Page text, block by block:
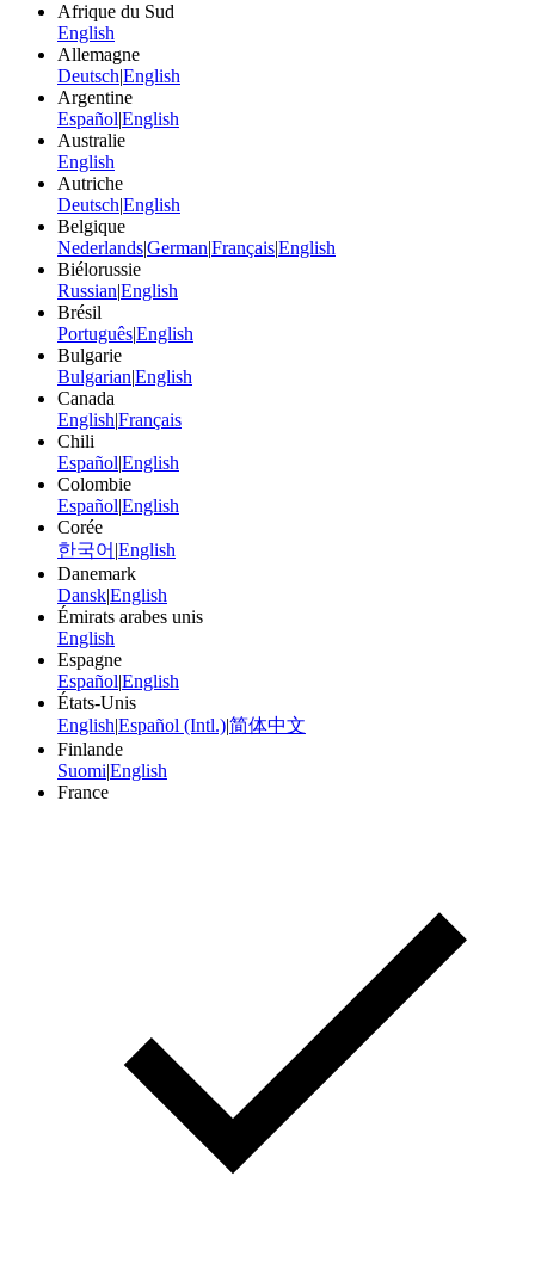
Afrique du Sud
English
Allemagne
Deutsch|English
Argentine
Español|English
Australie
English
Autriche
Deutsch|English
Belgique
Nederlands|German|Français|English
Biélorussie
Russian|English
Brésil
Português|English
Bulgarie
Bulgarian|English
Canada
English|Français
Chili
Español|English
Colombie
Español|English
Corée
한국어 |English
Danemark
Dansk|English
Émirats arabes unis
English
Espagne
Español|English
États-Unis
English|Español (Intl.)|简体中文
Finlande
Suomi|English
France